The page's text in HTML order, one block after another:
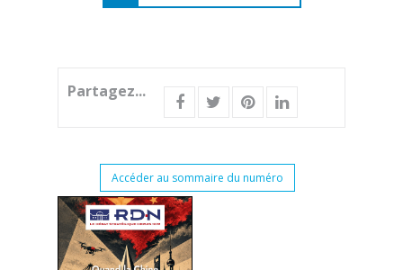
Partagez...
Accéder au sommaire du numéro